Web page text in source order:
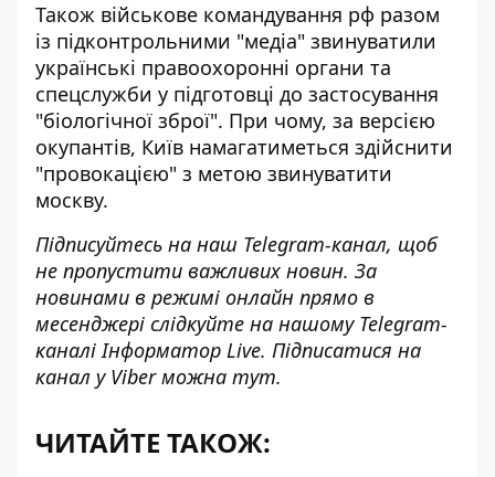
Також військове командування рф разом
із підконтрольними "медіа" звинуватили
українські правоохоронні органи та
спецслужби у підготовці до застосування
"біологічної зброї". При чому, за версією
окупантів, Київ намагатиметься здійснити
"провокацією" з метою звинуватити
москву.
Підписуйтесь на наш Telegram-канал, щоб
не пропустити важливих новин. За
новинами в режимі онлайн прямо в
месенджері слідкуйте на нашому Telegram-
каналіІнформатор Live. Підписатися на
канал у Viber можна тут.
ЧИТАЙТЕ ТАКОЖ: